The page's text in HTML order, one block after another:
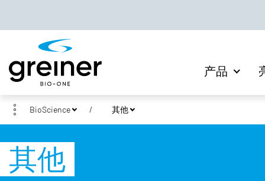
产品
BioScience 其他
其他